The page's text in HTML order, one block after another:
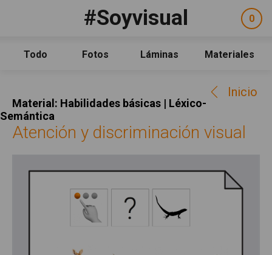
#Soyvisual
Todo
Fotos Láminas Materiales
0
Material: Habilidades básicas | Léxico-
Semántica
Inicio
Atención y discriminación visual
FacebookYouTubeTwitter
Qué es #Soyvisual
Guía de uso
Contacto
Política de uso